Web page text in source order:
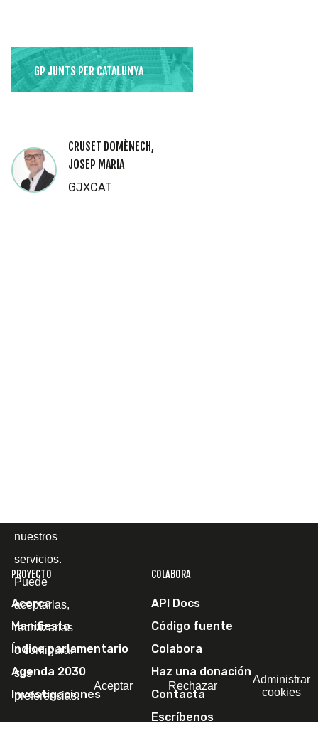
GP JUNTS PER CATALUNYA
CRUSET DOMÈNECH,
JOSEP MARIA
GJXCAT
PROYECTO
Acerca
Manifiesto
Índice parlamentario
Agenda 2030
Investigaciones
COLABORA
API Docs
Código fuente
Colabora
Haz una donación
Contacta
Escríbenos
nuestros
servicios.
Puede
aceptarlas,
rechazarlas
o configurar
sus
preferencias.
Aceptar Rechazar
Administrar
cookies